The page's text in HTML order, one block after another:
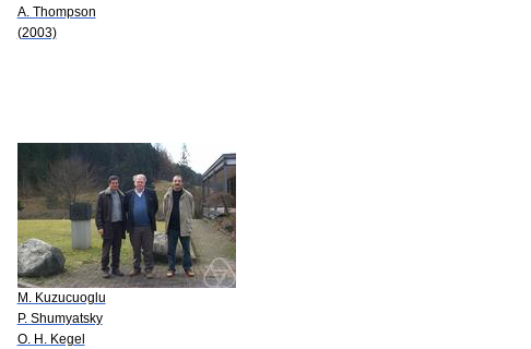
A. Thompson
(2003)
M. Kuzucuoglu
P. Shumyatsky
O. H. Kegel